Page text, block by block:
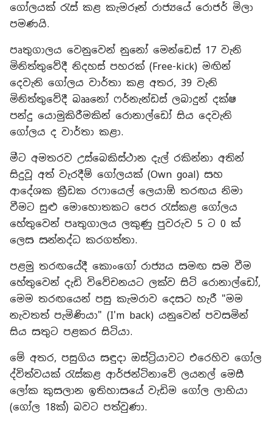
ගෝලයක් රැස් කළ කැමරූන් රාජ්‍යයේ රොජර් මිලා
පමණයි.
පෘතුගාලය වෙනුවෙන් නුනෝ මෙන්ඩෙස් 17 වැනි
මිනිත්තුවේදී නිදහස් පහරක් (Free-kick) මඟින්
දෙවැනි ගෝලය වාර්තා කළ අතර, 39 වැනි
මිනිත්තුවේදී බෲනෝ ෆර්නැන්ඩස් ලබාදුන් දක්ෂ
පන්දු යොමුකිරීමකින් රොනාල්ඩෝ සිය දෙවැනි
ගෝලය ද වාර්තා කළා.
මීට අමතරව උස්බෙකිස්ථාන දැල් රකින්නා අතින්
සිදුවූ අත් වැරදීම් ගෝලයක් (Own goal) සහ
ආදේශක ක්‍රීඩක රෆායෙල් ලෙයාඕ තරඟය නිමා
වීමට සුළු මොහොතකට පෙර රැස්කළ ගෝලය
හේතුවෙන් පෘතුගාලය ලකුණු පුවරුව 5 ට 0 ක්
ලෙස සන්නද්ධ කරගත්තා.
​පළමු තරඟයේදී කොංගෝ රාජ්‍යය සමඟ සම වීම
හේතුවෙන් දැඩි විවේචනයට ලක්ව සිටි රොනාල්ඩෝ,
මෙම තරඟයෙන් පසු කැමරාව දෙසට හැරී "මම
නැවතත් පැමිණියා" (I'm back) යනුවෙන් පවසමින්
සිය සතුට පළකර සිටියා.
​මේ අතර, පසුගිය සඳුදා ඔස්ට්‍රියාවට එරෙහිව ගෝල
ද්විත්වයක් රැස්කළ ආර්ජන්ටිනාවේ ලයනල් මෙසී
ලෝක කුසලාන ඉතිහාසයේ වැඩිම ගෝල ලාභියා
(ගෝල 18ක්) බවට පත්වුණා.